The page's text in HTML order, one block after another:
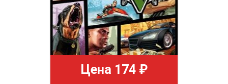
Цена 174 ₽